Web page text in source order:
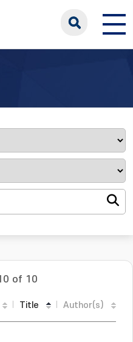
of 10
Title Author(s)